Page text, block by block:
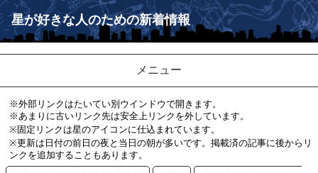
星が好きな人のための新着情報
メニュー
※外部リンクはたいてい別ウインドウで開きます。
※あまりに古いリンク先は安全上リンクを外しています。
※固定リンクは星のアイコンに仕込まれています。
※更新は日付の前日の夜と当日の朝が多いです。掲載済の記事に後からリ
ンクを追加することもあります。